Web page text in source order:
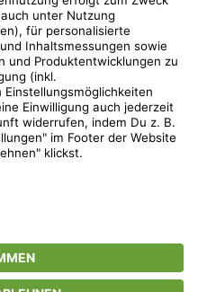
Preisempfehlung des